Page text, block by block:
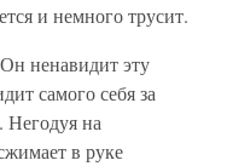
и немного трусит.
ненавидит эту
самого себя за
Негодуя на
в руке